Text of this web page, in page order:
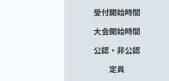
受付開始時間
大会開始時間
公認・非公認
定員